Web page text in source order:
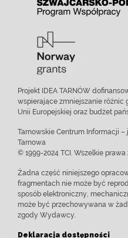
Projekt IDEA TARNÓW
wspierające zmniejszanie różnic
Unii Europejskiej oraz budżet
Tarnowskie Centrum Informacji
Tarnowa
© 1999-2024 TCI. Wszelkie prawa
Żadna część niniejszego
fragmentach nie może być
sposób elektroniczny,
może być przechowywana w
zgody Wydawcy.
Deklaracja dostępności